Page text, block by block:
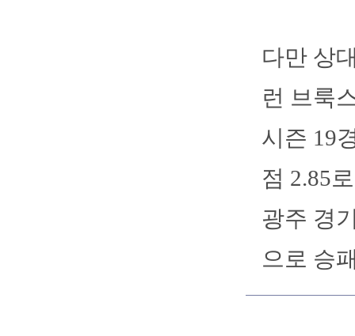
다만 상
런 브룩
시즌 19
점 2.85
광주 경
으로 승